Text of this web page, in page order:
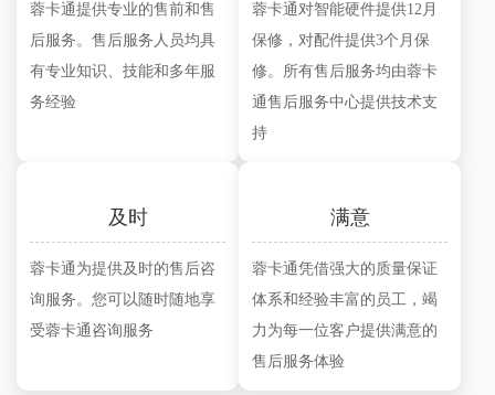
蓉卡通提供专业的售前和售
后服务。售后服务人员均具
有专业知识、技能和多年服
务经验
蓉卡通对智能硬件提供12月
保修，对配件提供3个月保
修。所有售后服务均由蓉卡
通售后服务中心提供技术支
持
及时
蓉卡通为提供及时的售后咨
询服务。您可以随时随地享
受蓉卡通咨询服务
满意
蓉卡通凭借强大的质量保证
体系和经验丰富的员工，竭
力为每一位客户提供满意的
售后服务体验